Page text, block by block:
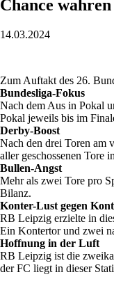
Chance
14.03.2024
Zum Auftakt des 26.
Bundesliga-Fokus
Nach dem Aus in Pokal
Pokal jeweils bis im
Derby-Boost
Nach den drei Toren am
aller geschossenen Tore
Bullen-Angst
Mehr als zwei Tore pro
Bilanz.
Konter-Lust gegen
RB Leipzig erzielte in
Ein Kontertor und zwei
Hoffnung in der Luft
RB Leipzig ist die
der FC liegt in dieser